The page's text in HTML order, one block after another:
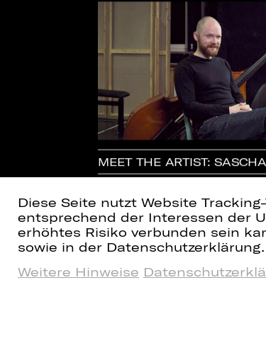
MEET THE ARTIST:
Diese Seite nutzt Website
entsprechend der Interessen der
erhöhtes Risiko verbunden sein
sowie in der
Weitere Hinweise